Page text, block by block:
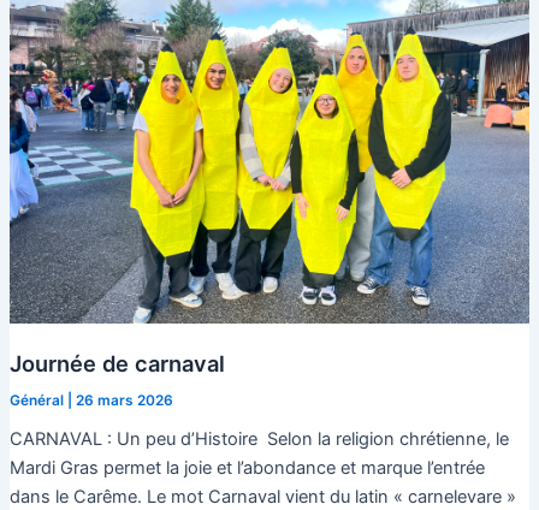
de
forsythia
Journée de carnaval
Général| 26 mars 2026
CARNAVAL : Un peu d’Histoire Selon la religion chrétienne, le
Mardi Gras permet la joie et l’abondance et marque l’entrée
dans le Carême. Le mot Carnaval vient du latin « carnelevare »